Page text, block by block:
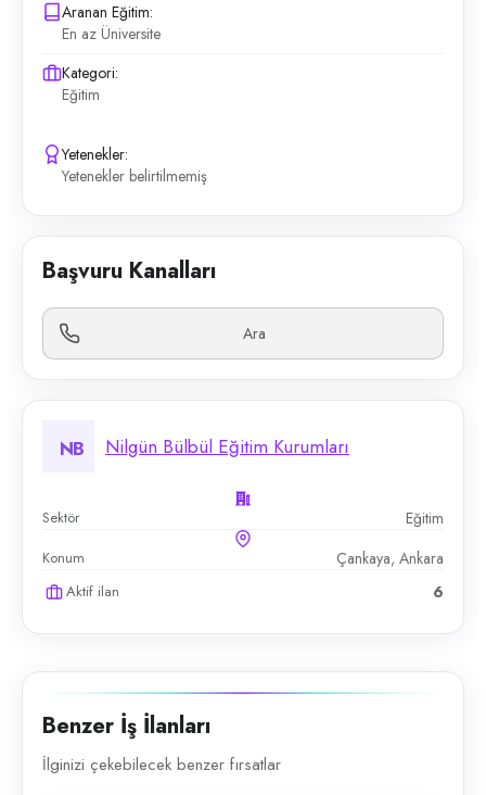
Aranan Eğitim:
En az Üniversite
Kategori:
Eğitim
Yetenekler:
Yetenekler belirtilmemiş
Başvuru Kanalları
Ara
NB Nilgün Bülbül Eğitim Kurumları
Sektör Eğitim
Konum Çankaya, Ankara
Aktif ilan 6
Benzer İş İlanları
İlginizi çekebilecek benzer fırsatlar